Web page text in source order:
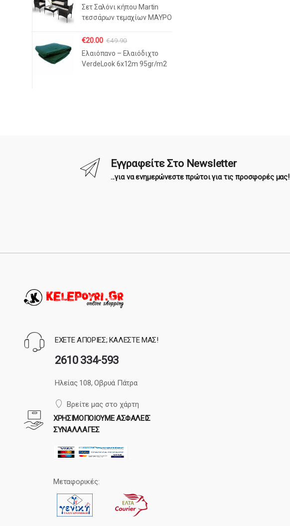
Σετ Σαλόνι κήπου Martin
τεσσάρων τεμαχίων ΜΑΥΡΟ
€20.00 €49.90
Ελαιόπανο – Ελαιόδιχτο
VerdeLook 6x12m 95gr/m2
Εγγραφείτε Στο Newsletter
...για να ενημερώνεστε πρώτοι για τις προσφορές μας!
ΕΧΕΤΕ ΑΠΟΡΙΕΣ; ΚΑΛΕΣΤΕ ΜΑΣ!
2610 334-593
Ηλείας 108, Οβρυά Πάτρα
Βρείτε μας στο χάρτη
ΧΡΗΣΙΜΟΠΟΙΟΥΜΕ ΑΣΦΑΛΕΙΣ
ΣΥΝΑΛΛΑΓΕΣ
Μεταφορικές: